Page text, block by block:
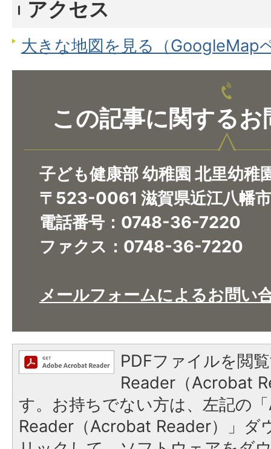
アクセス
大きな地図を見る（GoogleMap
この記事に関するお
子ども健康部 幼稚園 北里幼稚
〒523-0061 滋賀県近江八幡
電話番号：0748-36-7220
ファクス：0748-36-7220
メールフォームによるお問い
PDFファイルを閲
Reader（Acrobat
す。お持ちでない方は、左記の
Reader（Acrobat Reader）」ダ